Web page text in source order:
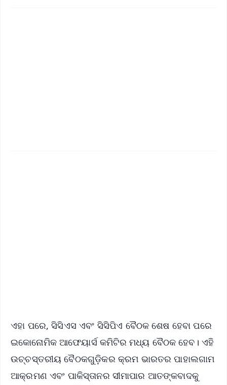
ଏହା ପରେ, ସିସିଏସ ଏବଂ ସିସିପିଏ ବୈଠକ ଶେଷ ହେବା ପରେ
ଇକୋନୋମିକ ଆଫେୟାର୍ସ କମିଟିର ମଧ୍ୟ ବୈଠକ ହେବ। ଏହି
ଉଚ୍ଚସ୍ତରୀୟ ବୈଠକଗୁଡ଼ିକର କ୍ରମ ଭାରତର ପାହାଲଗାମ
ଆକ୍ରମଣ ଏବଂ ପାକିସ୍ତାନର ସୀମାପାର ଆତଙ୍କବାଦକୁ